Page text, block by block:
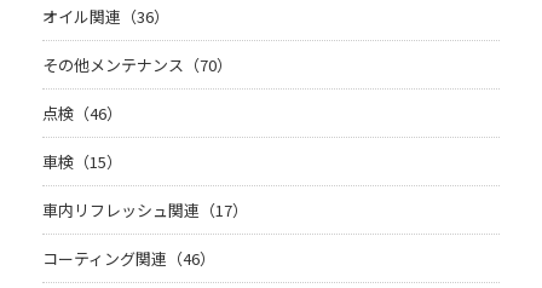
オイル関連（36）
その他メンテナンス（70）
点検（46）
車検（15）
車内リフレッシュ関連（17）
コーティング関連（46）